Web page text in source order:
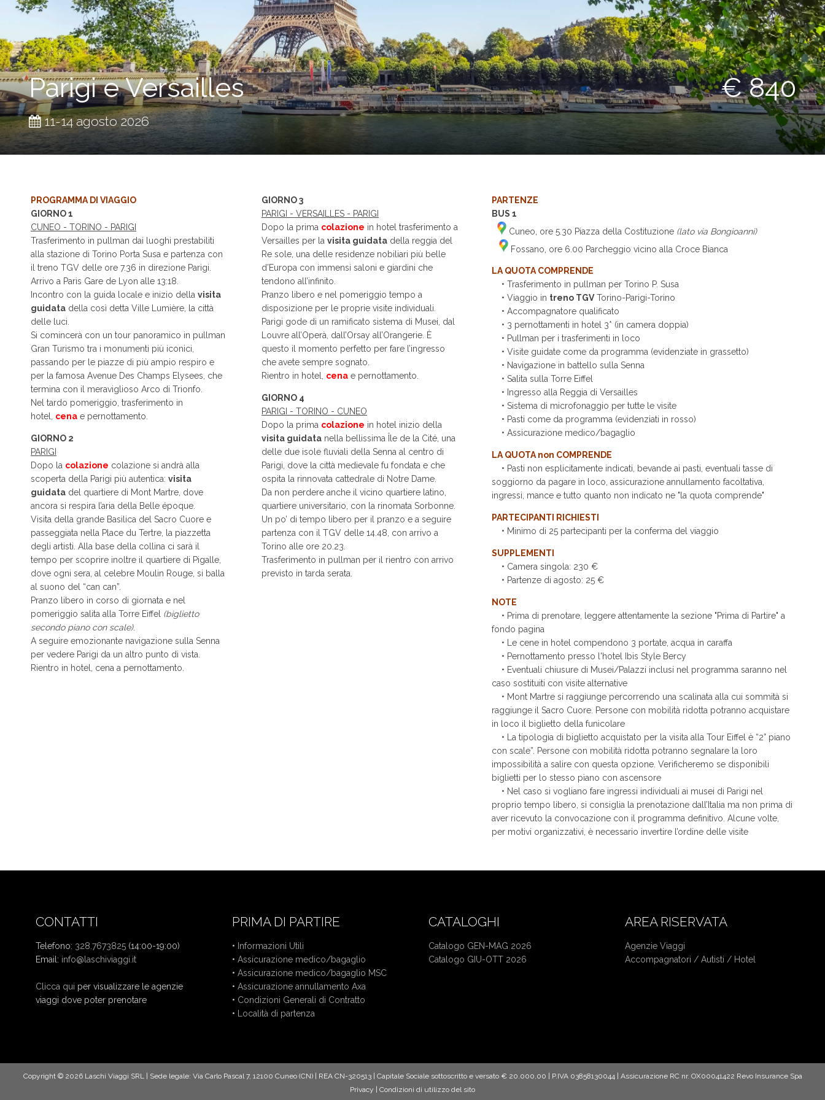
Parigi e Versailles
11-14 agosto 2026
€ 840
PROGRAMMA DI VIAGGIO
GIORNO 1
CUNEO - TORINO - PARIGI
Trasferimento in pullman dai luoghi prestabiliti
alla stazione di Torino Porta Susa e partenza con
il treno TGV delle ore 7.36 in direzione Parigi.
Arrivo a Paris Gare de Lyon alle 13:18.
Incontro con la guida locale e inizio della visita
guidata della così detta Ville Lumière, la città
delle luci.
Si comincerà con un tour panoramico in pullman
Gran Turismo tra i monumenti più iconici,
passando per le piazze di più ampio respiro e
per la famosa Avenue Des Champs Elysees, che
termina con il meraviglioso Arco di Trionfo.
Nel tardo pomeriggio, trasferimento in
hotel, cena e pernottamento.
GIORNO 2
PARIGI
Dopo la colazione colazione si andrà alla
scoperta della Parigi più autentica: visita
guidata del quartiere di Mont Martre, dove
ancora si respira l’aria della Belle époque.
Visita della grande Basilica del Sacro Cuore e
passeggiata nella Place du Tertre, la piazzetta
degli artisti. Alla base della collina ci sarà il
tempo per scoprire inoltre il quartiere di Pigalle,
dove ogni sera, al celebre Moulin Rouge, si balla
al suono del “can can”.
Pranzo libero in corso di giornata e nel
pomeriggio salita alla Torre Eiffel (biglietto
secondo piano con scale).
A seguire emozionante navigazione sulla Senna
per vedere Parigi da un altro punto di vista.
Rientro in hotel, cena a pernottamento.
GIORNO 3
PARIGI - VERSAILLES - PARIGI
Dopo la prima colazione in hotel trasferimento a
Versailles per la visita guidata della reggia del
Re sole, una delle residenze nobiliari più belle
d’Europa con immensi saloni e giardini che
tendono all’infinito.
Pranzo libero e nel pomeriggio tempo a
disposizione per le proprie visite individuali.
Parigi gode di un ramificato sistema di Musei, dal
Louvre all’Operà, dall’Orsay all’Orangerie. È
questo il momento perfetto per fare l’ingresso
che avete sempre sognato.
Rientro in hotel, cena e pernottamento.
GIORNO 4
PARIGI - TORINO - CUNEO
Dopo la prima colazione in hotel inizio della
visita guidata nella bellissima Île de la Cité, una
delle due isole fluviali della Senna al centro di
Parigi, dove la città medievale fu fondata e che
ospita la rinnovata cattedrale di Notre Dame.
Da non perdere anche il vicino quartiere latino,
quartiere universitario, con la rinomata Sorbonne.
Un po’ di tempo libero per il pranzo e a seguire
partenza con il TGV delle 14.48, con arrivo a
Torino alle ore 20.23.
Trasferimento in pullman per il rientro con arrivo
previsto in tarda serata.
PARTENZE
BUS 1
Cuneo, ore 5.30 Piazza della Costituzione (lato via Bongioanni)
Fossano, ore 6.00 Parcheggio vicino alla Croce Bianca
LA QUOTA COMPRENDE
• Trasferimento in pullman per Torino P. Susa
• Viaggio in treno TGVTorino-Parigi-Torino
• Accompagnatore qualificato
• 3 pernottamenti in hotel 3* (in camera doppia)
• Pullman per i trasferimenti in loco
• Visite guidate come da programma (evidenziate in grassetto)
• Navigazione in battello sulla Senna
• Salita sulla Torre Eiffel
• Ingresso alla Reggia di Versailles
• Sistema di microfonaggio per tutte le visite
• Pasti come da programma (evidenziati in rosso)
• Assicurazione medico/bagaglio
LA QUOTA non COMPRENDE
• Pasti non esplicitamente indicati, bevande ai pasti, eventuali tasse di
soggiorno da pagare in loco, assicurazione annullamento facoltativa,
ingressi, mance e tutto quanto non indicato ne "la quota comprende"
PARTECIPANTI RICHIESTI
• Minimo di 25 partecipanti per la conferma del viaggio
SUPPLEMENTI
• Camera singola: 230 €
• Partenze di agosto: 25 €
NOTE
• Prima di prenotare, leggere attentamente la sezione "Prima di Partire" a
fondo pagina
• Le cene in hotel compendono 3 portate, acqua in caraffa
• Pernottamento presso l'hotel Ibis Style Bercy
• Eventuali chiusure di Musei/Palazzi inclusi nel programma saranno nel
caso sostituiti con visite alternative
• Mont Martre si raggiunge percorrendo una scalinata alla cui sommità si
raggiunge il Sacro Cuore. Persone con mobilità ridotta potranno acquistare
in loco il biglietto della funicolare
• La tipologia di biglietto acquistato per la visita alla Tour Eiffel è “2° piano
con scale”. Persone con mobilità ridotta potranno segnalare la loro
impossibilità a salire con questa opzione. Verificheremo se disponibili
biglietti per lo stesso piano con ascensore
• Nel caso si vogliano fare ingressi individuali ai musei di Parigi nel
proprio tempo libero, si consiglia la prenotazione dall’Italia ma non prima di
aver ricevuto la convocazione con il programma definitivo. Alcune volte,
per motivi organizzativi, è necessario invertire l’ordine delle visite
CONTATTI
Telefono: 328.7673825 (14:00-19:00)
Email: info@laschiviaggi.it
Clicca qui per visualizzare le agenzie
viaggi dove poter prenotare
PRIMA DI PARTIRE
• Informazioni Utili
• Assicurazione medico/bagaglio
• Assicurazione medico/bagaglio MSC
• Assicurazione annullamento Axa
• Condizioni Generali di Contratto
• Località di partenza
CATALOGHI
Catalogo GEN-MAG 2026
Catalogo GIU-OTT 2026
AREA RISERVATA
Agenzie Viaggi
Accompagnatori / Autisti / Hotel
Copyright © 2026 Laschi Viaggi SRL | Sede legale: Via Carlo Pascal 7, 12100 Cuneo (CN) | REA CN-320513 | Capitale Sociale sottoscritto e versato € 20.000,00 | P.IVA 03858130044 | Assicurazione RC nr. OX00041422 Revo Insurance Spa
Privacy
Condizioni di utilizzo del sito